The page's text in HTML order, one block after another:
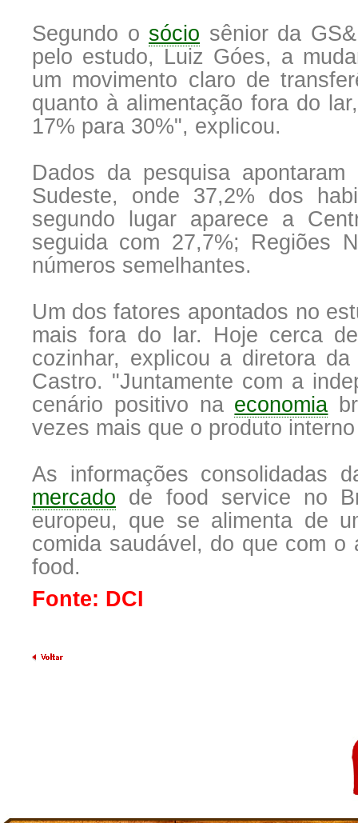
Segundo o sócio sênior da
pelo estudo, Luiz Góes, a
um movimento claro de
quanto à alimentação fora do
17% para 30%", explicou.
Dados da pesquisa
Sudeste, onde 37,2% dos
segundo lugar aparece a
seguida com 27,7%; Regiões
números semelhantes.
Um dos fatores apontados no
mais fora do lar. Hoje cerca
cozinhar, explicou a diretora
Castro. "Juntamente com a
cenário positivo na economia
vezes mais que o produto
As informações consolidadas
mercado de food service no
europeu, que se alimenta de
comida saudável, do que com
food.
Fonte: DCI